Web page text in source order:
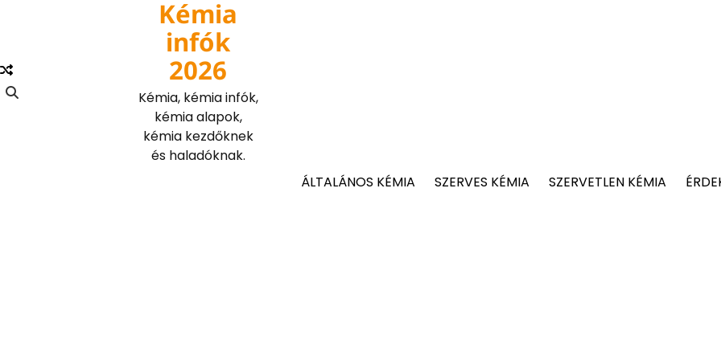
Kémia
infók
2026
Kémia, kémia infók,
kémia alapok,
kémia kezdőknek
és haladóknak.
ÁLTALÁNOS KÉMIA
SZERVES KÉMIA SZERVETLEN KÉMIA